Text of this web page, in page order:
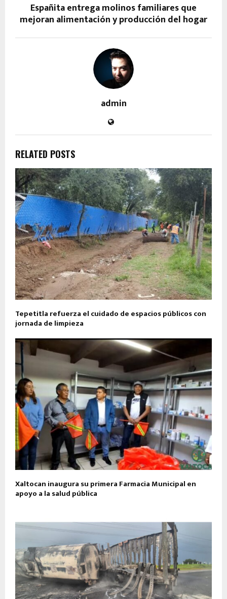
Españita entrega molinos familiares que
mejoran alimentación y producción del hogar
admin
RELATED POSTS
Tepetitla refuerza el cuidado de espacios públicos con
jornada de limpieza
Xaltocan inaugura su primera Farmacia Municipal en
apoyo a la salud pública